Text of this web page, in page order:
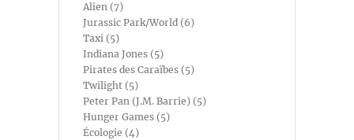
Alien (7)
Jurassic Park/World (6)
Taxi (5)
Indiana Jones (5)
Pirates des Caraïbes (5)
Twilight (5)
Peter Pan (J.M. Barrie) (5)
Hunger Games (5)
Écologie (4)